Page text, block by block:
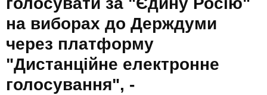
на виборах до Держдуми
через платформу
"Дистанційне електронне
голосування", -